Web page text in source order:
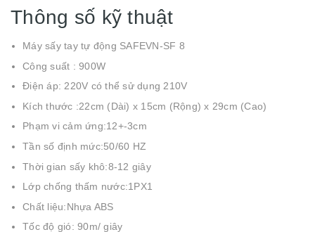
Thông số kỹ thuật
Máy sấy tay tự động SAFEVN-SF 8
Công suất : 900W
Điện áp: 220V có thể sử dụng 210V
Kích thước :22cm (Dài) x 15cm (Rộng) x 29cm (Cao)
Phạm vi cảm ứng:12+-3cm
Tần số định mức:50/60 HZ
Thời gian sấy khô:8-12 giây
Lớp chống thấm nước:1PX1
Chất liệu:Nhựa ABS
Tốc độ gió: 90m/ giây